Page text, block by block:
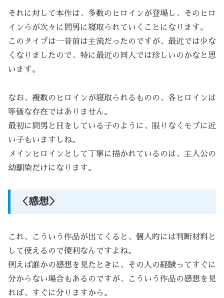
それに対して本作は、多数のヒロインが登場し、そのヒロ
インらが次々に間男に寝取られていくことになります。
このタイプは一昔前は主流だったのですが、最近では少な
くなりましたので、特に最近の同人では珍しいのかなと思
います。
なお、複数のヒロインが寝取られるものの、各ヒロインは
等価な存在ではありません。
最初に間男とＨをしている子のように、限りなくモブに近
い子もいますしね。
メインヒロインとして丁寧に描かれているのは、主人公の
幼馴染だけになります。
＜感想＞
これ、こういう作品が出てくると、個人的には判断材料と
して使えるので便利なんですよね。
例えば誰かの感想を見たときに、その人の経験ってすぐに
分からない場合もあるのですが、こういう作品の感想を見
れば、すぐに分りますから。